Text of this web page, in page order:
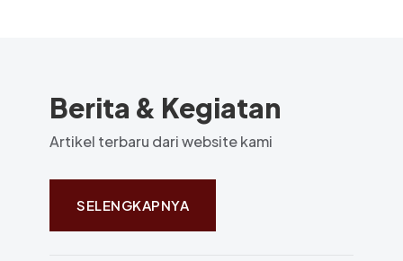
Berita & Kegiatan
Artikel terbaru dari website kami
SELENGKAPNYA